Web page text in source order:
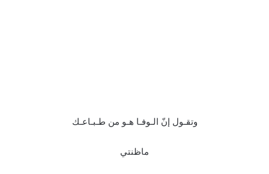
وتقـول إنّ الـوفـا هـو من طـبـاعـك
ماظنتي